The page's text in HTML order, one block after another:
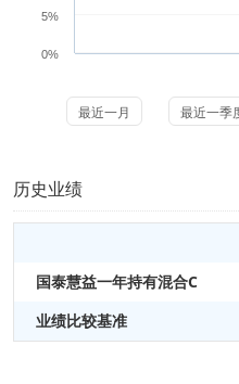
0%
5%
最近一月 最近一季
历史业绩
国泰慧益一年持有混合C
业绩比较基准